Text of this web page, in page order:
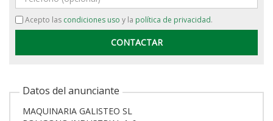
Acepto las condiciones uso y la política de privacidad.
Datos del anunciante
MAQUINARIA GALISTEO SL